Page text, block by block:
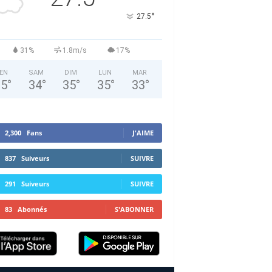
27.5°
31% 1.8m/s 17%
°
SAM
34°
DIM
35°
LUN
35°
MAR
33°
2,300 Fans J'AIME
837 Suiveurs SUIVRE
291 Suiveurs SUIVRE
83 Abonnés S'ABONNER